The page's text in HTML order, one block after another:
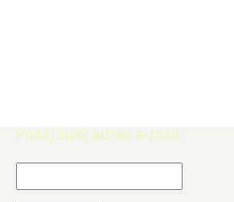
Podaj swój adres e-mail: